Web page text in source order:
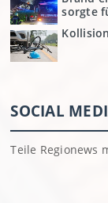
sorgte
SOCIAL
Teile Regionews